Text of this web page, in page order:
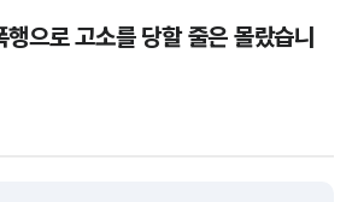
으로 고소를 당할 줄은 몰랐습니